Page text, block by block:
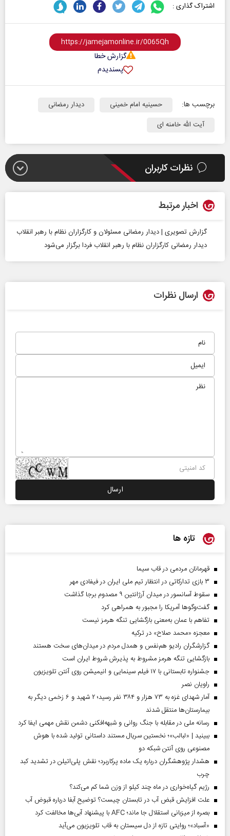
اشتراک گذاری :
گزارش خطا
پسندیدم
برچسب ها: حسینیه امام خمینی
دیدار رمضانی
آیت الله خامنه ای
نظرات کاربران
اخبار مرتبط
گزارش تصویری | دیدار رمضانی مسئولان و کارگزاران نظام با رهبر انقلاب
دیدار رمضانی کارگزاران نظام با رهبر انقلاب فردا برگزار می‌شود
ارسال نظرات
تازه ها
قهرمانان مردمی در قاب سیما
۳ بازی تدارکاتی در انتظار تیم ملی ایران در فیفادی مهر
سقوط آسانسور در میدان آرژانتین ۹ مصدوم برجا گذاشت
گفت‌وگوها آمریکا را مجبور به همراهی کرد
تفاهم با عمان به‌معنی بازگشایی تنگه هرمز نیست
معجزه «محمد صلاح» در ترکیه
گزارشگران رادیو هم‌نفس و همدل مردم در میدان‌های سخت هستند
بازگشایی تنگه هرمز مشروط به پذیرش شروط ایران است
جشنواره تابستانی با ۱۷ فیلم سینمایی و انیمیشن روی آنتن تلویزیون
راویان نصر
آمار شهدای غزه به ۷۳ هزار و ۳۸۴ نفر رسید؛ ۲ شهید و ۶ زخمی دیگر به
بیمارستان‌ها منتقل شدند
رسانه ملی در مقابله با جنگ روانی و شبهه‌افکنی دشمن نقش مهمی ایفا کرد
ببینید | «لبالب»؛ نخستین سریال مستند داستانی تولید شده با هوش
مصنوعی روی آنتن شبکه دو
هشدار پژوهشگران درباره یک ماده پرکاربرد؛ نقش پلی‌اتیلن در تشدید کبد
چرب
رژیم گیاه‌خواری در ماه چند کیلو از وزن شما کم می‌کند؟
علت افزایش قبض آب در تابستان چیست؟ توضیح آبفا درباره قبوض آب
بصره از میزبانی استقلال جا ماند؛ AFC با پیشنهاد آبی‌ها مخالفت کرد
«آسباد»؛ روایتی تازه از دل سیستان به قاب تلویزیون می‌آید